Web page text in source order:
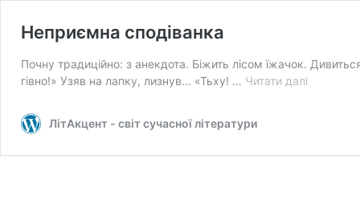
Неприємна сподіванка
Почну традиційно: з анекдота. Біжить лісом їжачок.
гівно!» Узяв на лапку, лизнув… «Тьху! … Читати далі
ЛітАкцент - світ сучасної літератури